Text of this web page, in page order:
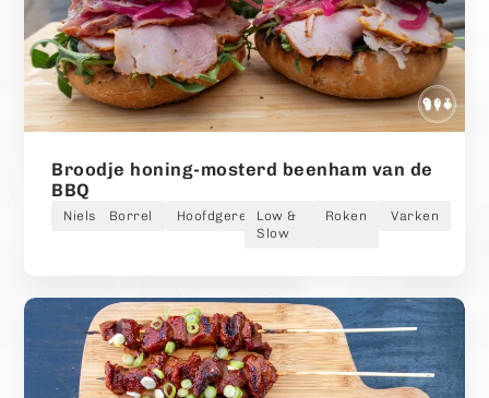
Broodje honing-mosterd beenham van de
BBQ
Niels Borrel HoofdgerechtLow &
Slow
Roken Varken